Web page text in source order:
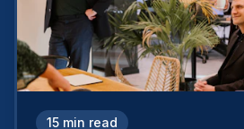
15 min read